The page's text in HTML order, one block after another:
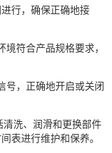
行，确保正确地接
符合产品规格要求，
号，正确地开启或关闭
洗、润滑和更换部件
表进行维护和保养。